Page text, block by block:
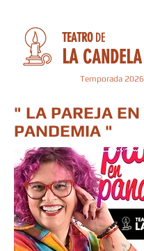
TEATRO DE
LA CANDELA
Temporada 2026
" LA PAREJA EN
PANDEMIA "